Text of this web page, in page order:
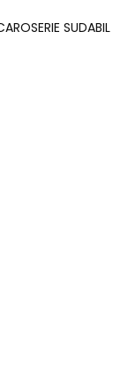
SUDABIL